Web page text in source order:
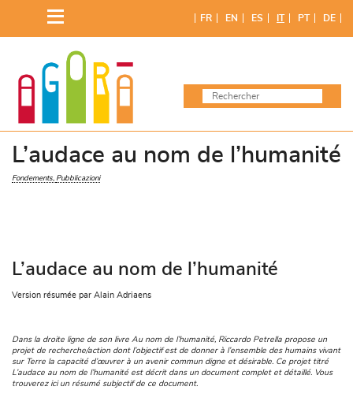
content
FR EN ES IT PT DE
L’audace au nom de l’humanité
Fondements Pubblicazioni
L’audace au nom de l’humanité
Version résumée par Alain Adriaens
Dans la droite ligne de son livre Au nom de l’humanité, Riccardo Petrella propose un
projet de recherche/action dont l’objectif est de donner à l’ensemble des humains vivant
sur Terre la capacité d’œuvrer à un avenir commun digne et désirable. Ce projet titré
L’audace au nom de l’humanité est décrit dans un document complet et détaillé. Vous
trouverez ici un résumé subjectif de ce document.